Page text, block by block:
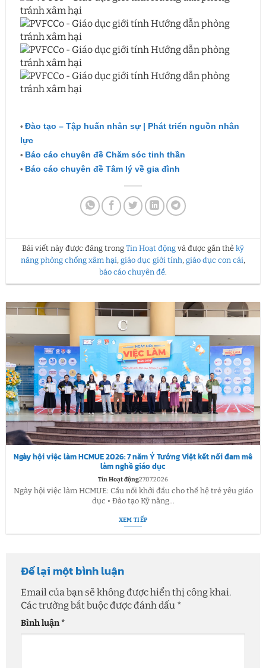
• Đào tạo – Tập huấn nhân sự | Phát triển nguồn nhân
lực
• Báo cáo chuyên đề Chăm sóc tinh thần
• Báo cáo chuyên đề Tâm lý về gia đình
Bài viết này được đăng trong Tin Hoạt động và được gắn thẻ kỹ
năng phòng chống xâm hại, giáo dục giới tính, giáo dục con cái,
báo cáo chuyên đề.
Ngày hội việc làm HCMUE 2026: 7 năm Ý Tưởng Việt kết nối đam mê
làm nghề giáo dục
Tin Hoạt động27.07.2026
Ngày hội việc làm HCMUE: Cầu nối khởi đầu cho thế hệ trẻ yêu giáo
dục • Đào tạo Kỹ năng...
XEM TIẾP
Để lại một bình luận
Email của bạn sẽ không được hiển thị công khai.
Các trường bắt buộc được đánh dấu *
Bình luận*